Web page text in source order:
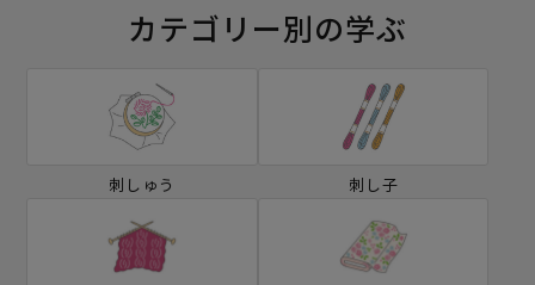
カテゴリー別の学ぶ
刺しゅう 刺し子